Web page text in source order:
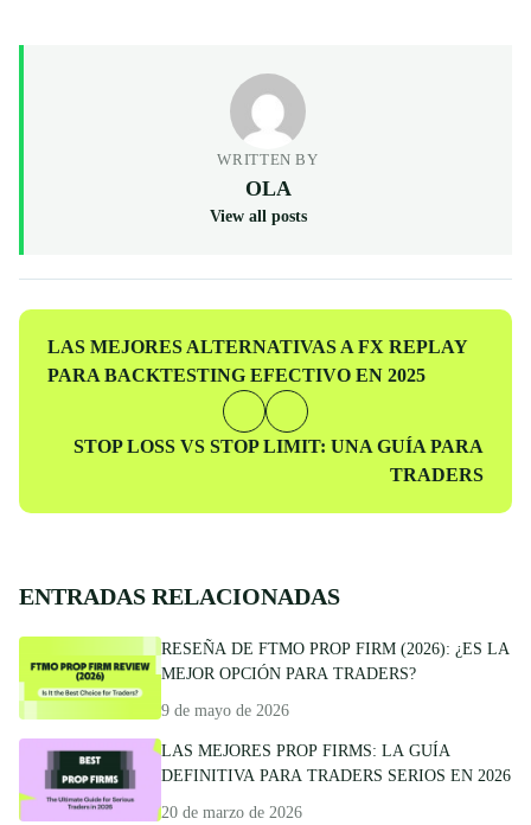
WRITTEN BY
OLA
View all posts
Entrada
anterior
LAS MEJORES ALTERNATIVAS A FX REPLAY
PARA BACKTESTING EFECTIVO EN 2025
Entrada
STOP LOSS VS STOP LIMIT: UNA GUÍA PARA
TRADERS
ENTRADAS RELACIONADAS
RESEÑA DE FTMO PROP FIRM (2026): ¿ES LA
MEJOR OPCIÓN PARA TRADERS?
9 de mayo de 2026
LAS MEJORES PROP FIRMS: LA GUÍA
DEFINITIVA PARA TRADERS SERIOS EN 2026
20 de marzo de 2026